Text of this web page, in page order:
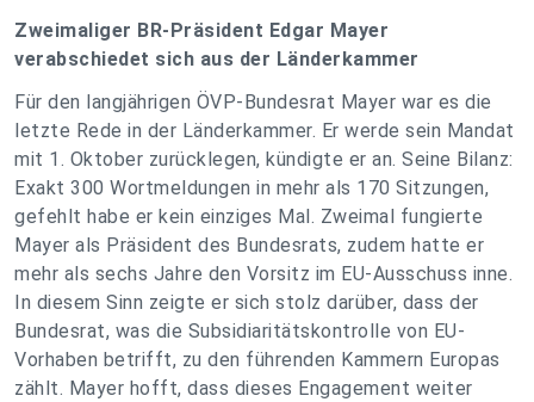
Zweimaliger BR-Präsident Edgar Mayer
verabschiedet sich aus der Länderkammer
Für den langjährigen ÖVP-Bundesrat Mayer war es die
letzte Rede in der Länderkammer. Er werde sein Mandat
mit 1. Oktober zurücklegen, kündigte er an. Seine Bilanz:
Exakt 300 Wortmeldungen in mehr als 170 Sitzungen,
gefehlt habe er kein einziges Mal. Zweimal fungierte
Mayer als Präsident des Bundesrats, zudem hatte er
mehr als sechs Jahre den Vorsitz im EU-Ausschuss inne.
In diesem Sinn zeigte er sich stolz darüber, dass der
Bundesrat, was die Subsidiaritätskontrolle von EU-
Vorhaben betrifft, zu den führenden Kammern Europas
zählt. Mayer hofft, dass dieses Engagement weiter